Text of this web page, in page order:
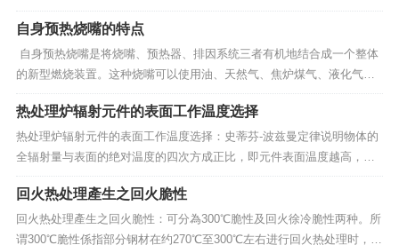
用合金钢再此温度范围易產生脆化现象。 （3）475℃脆化：特别指Cr含
量超过13%的肥粒铁系不銹钢，在400℃至550℃间施以回火热处理时...
自身预热烧嘴的特点
自身预热烧嘴是将烧嘴、预热器、排因系统三者有机地结合成一个整体
的新型燃烧装置。这种烧嘴可以使用油、天然气、焦炉煤气、液化气为
燃料，烧嘴芯管的外部由多层环缝式预热器及垂直圆筒式预热器组成。
依靠引射器产生的负压将炉内烟气吸入预热器的中间环缝，助燃空气是
由切线方向进入生理圆筒式预热器，初步预热...
热处理炉辐射元件的表面工作温度选择
热处理炉辐射元件的表面工作温度选择：史蒂芬-波兹曼定律说明物体的
全辐射量与表面的绝对温度的四次方成正比，即元件表面温度越高，辐
射能量越大(WmT4)。辐射器表面温度与主辐射波长的相互关係可由维恩
定律估算，根据维恩定律(mmt=2898)，随著辐射元件的表面温度升高，
其单色辐射强度的峰值波长要向短波方...
回火热处理產生之回火脆性
回火热处理產生之回火脆性：可分為300℃脆性及回火徐冷脆性两种。所
谓300℃脆性係指部分钢材在约270℃至300℃左右进行回火热处理时，